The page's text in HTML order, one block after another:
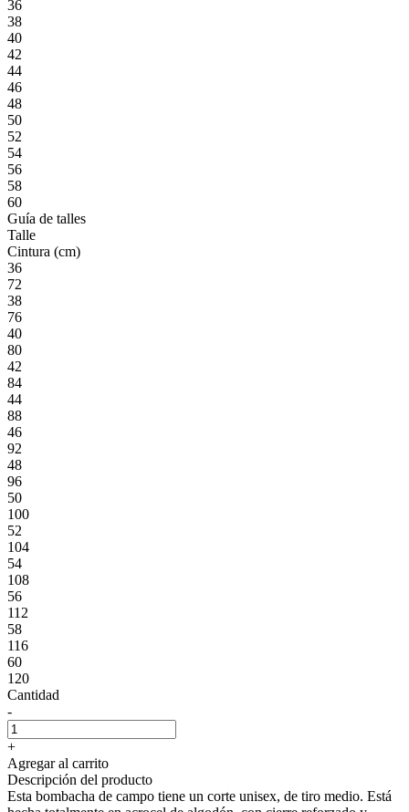
36
38
40
42
44
46
48
50
52
54
56
58
60
Guía de talles
Talle
Cintura (cm)
36
72
38
76
40
80
42
84
44
88
46
92
48
96
50
100
52
104
54
108
56
112
58
116
60
120
Cantidad
-
+
Agregar al carrito
Descripción del producto
Esta bombacha de campo tiene un corte unisex, de tiro medio. Está